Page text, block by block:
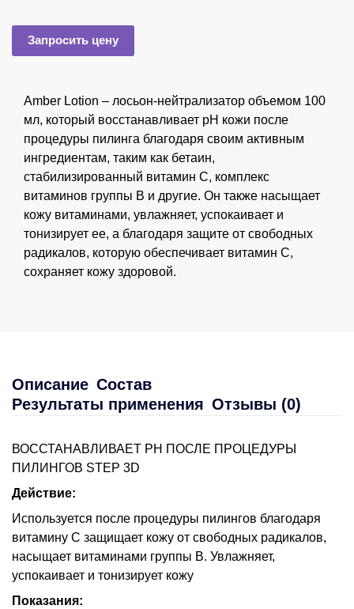
Запросить цену
Amber Lotion – лосьон-нейтрализатор объемом 100
мл, который восстанавливает pH кожи после
процедуры пилинга благодаря своим активным
ингредиентам, таким как бетаин,
стабилизированный витамин С, комплекс
витаминов группы В и другие. Он также насыщает
кожу витаминами, увлажняет, успокаивает и
тонизирует ее, а благодаря защите от свободных
радикалов, которую обеспечивает витамин С,
сохраняет кожу здоровой.
Описание Состав
Результаты применения Отзывы (0)
ВОССТАНАВЛИВАЕТ PH ПОСЛЕ ПРОЦЕДУРЫ
ПИЛИНГОВ STEP 3D
Действие:
Используется после процедуры пилингов благодаря
витамину С защищает кожу от свободных радикалов,
насыщает витаминами группы В. Увлажняет,
успокаивает и тонизирует кожу
Показания: